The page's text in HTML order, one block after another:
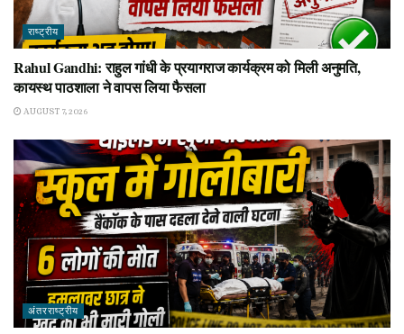
राष्ट्रीय
Rahul Gandhi: राहुल गांधी के प्रयागराज कार्यक्रम को मिली अनुमति,
कायस्थ पाठशाला ने वापस लिया फैसला
AUGUST 7, 2026
अंतरराष्ट्रीय